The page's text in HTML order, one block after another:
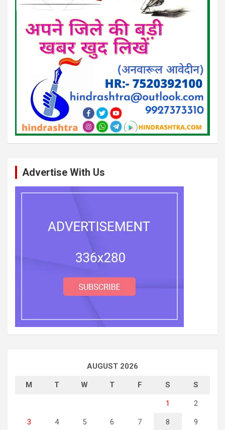
Advertise With Us
AUGUST 2026
M T W T F S S
1 2
3 4 5 6 7 8 9